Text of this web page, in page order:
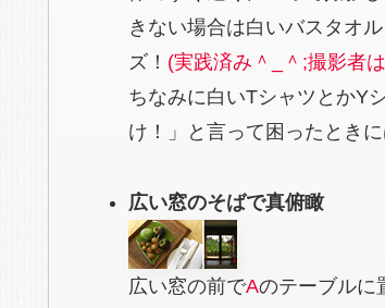
きない場合は白いバスタオ
ズ！ (実践済み＾_＾;撮影者
ちなみに白いTシャツとかY
け！」と言って困ったとき
広い窓のそばで真俯瞰
広い窓の前でAのテーブルに